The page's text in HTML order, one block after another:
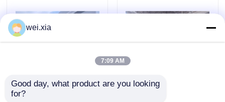
Nieuws
AAC-Autoclaaf
Pneumatisch Glas die
wei.xia
7:09 AM
Good day, what product are you looking
for?